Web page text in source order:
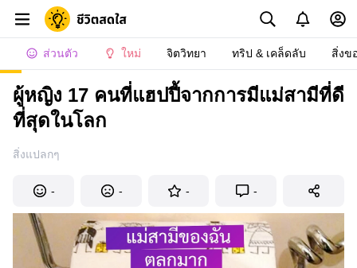
ส่วนตัว ใหม่ จิตวิทยา ทริป & เคล็ดลับ สิ่งข
ผู้หญิง 17 คนที่แฮปปี้จากการมีแม่สามีที่ดี
ที่สุดในโลก
สิ่งแปลกๆ
- - - -